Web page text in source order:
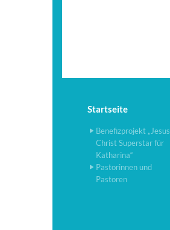
Startseite
Benefizprojekt „Jesus
Christ Superstar für
Katharina“
Pastorinnen und
Pastoren